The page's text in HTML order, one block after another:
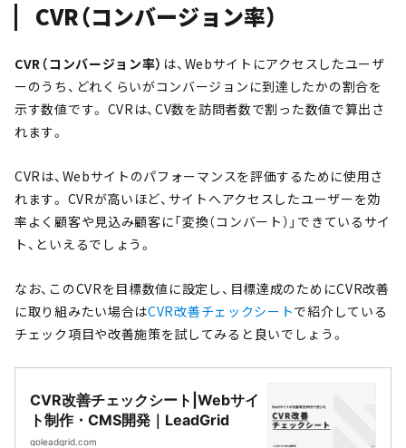
CVR（コンバージョン率）
CVR（コンバージョン率） は、Webサイトにアクセスしたユーザ
ーのうち、どれくらいがコンバージョンに到達したかの割合を
示す数値です。 CVRは、CV数を訪問者数で割った数値で算出さ
れます。
CVRは、Webサイトのパフォーマンスを評価するために使用さ
れます。 CVRが高いほど、サイトへアクセスしたユーザーを効
率よく顧客や見込み顧客に「変換（コンバート）」できているサイ
ト、といえるでしょう。
なお、このCVRを目標数値に設定し、目標達成のためにCVR改善
に取り組みたい場合はCVR改善チェックシートで紹介している
チェック項目や改善施策を試してみると良いでしょう。
CVR改善チェックシート|Webサイ
ト制作・CMS開発｜LeadGrid
goleadgrid.com